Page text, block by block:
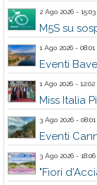
2 Ago 2026 - 15:03
M5S su
1 Ago 2026 - 08:01
Eventi
1 Ago 2026 - 12:02
Miss Italia
3 Ago 2026 - 08:01
Eventi
3 Ago 2026 - 18:06
"Fiori